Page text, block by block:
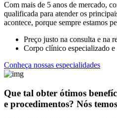
Com mais de 5 anos de mercado,
qualificada para atender os
acontece, porque sempre estamos
Preço justo na consulta e na
Corpo clínico especializado e
Conheça nossas especialidades
Que tal obter ótimos
e procedimentos? Nós